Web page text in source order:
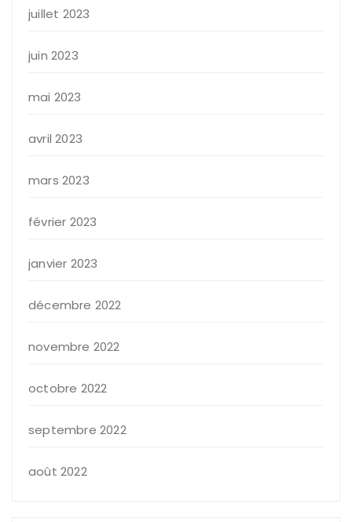
juillet 2023
juin 2023
mai 2023
avril 2023
mars 2023
février 2023
janvier 2023
décembre 2022
novembre 2022
octobre 2022
septembre 2022
août 2022